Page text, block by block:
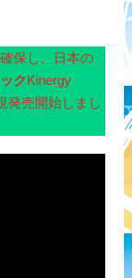
保し、日本の
クKinergy
発売開始しまし